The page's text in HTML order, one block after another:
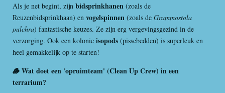
Als je net begint, zijn bidsprinkhanen (zoals de
Reuzenbidsprinkhaan) en vogelspinnen (zoals de Grammostola
pulchra) fantastische keuzes. Ze zijn erg vergevingsgezind in de
verzorging. Ook een kolonie isopods (pissebedden) is superleuk en
heel gemakkelijk op te starten!
🪵 Wat doet een 'opruimteam' (Clean Up Crew) in een
terrarium?